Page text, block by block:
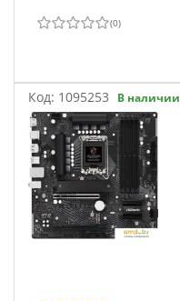
(0)
Код: 1095253 В наличии